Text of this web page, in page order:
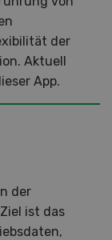
der
Aktuell
App.
der
ist das